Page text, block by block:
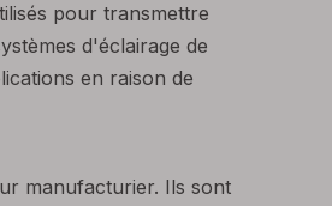
pour transmettre
d'éclairage de
en raison de
manufacturier. Ils sont